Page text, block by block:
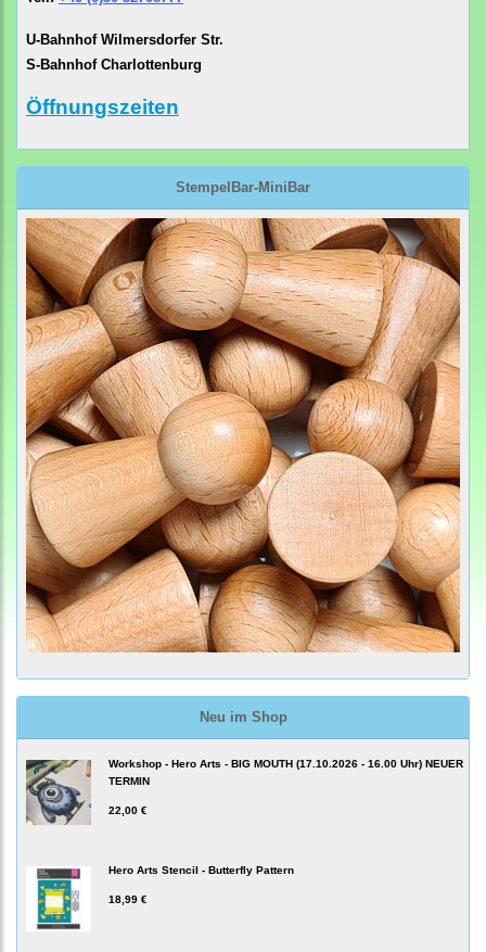
U-Bahnhof Wilmersdorfer Str.
S-Bahnhof Charlottenburg
Öffnungszeiten
StempelBar-MiniBar
Neu im Shop
Workshop - Hero Arts - BIG MOUTH (17.10.2026 - 16.00 Uhr) NEUER
TERMIN
22,00 €
Hero Arts Stencil - Butterfly Pattern
18,99 €